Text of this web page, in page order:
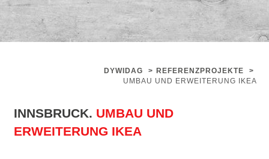
DYWIDAG > REFERENZPROJEKTE
>
UMBAU UND ERWEITERUNG IKEA
INNSBRUCK. UMBAU UND
ERWEITERUNG IKEA